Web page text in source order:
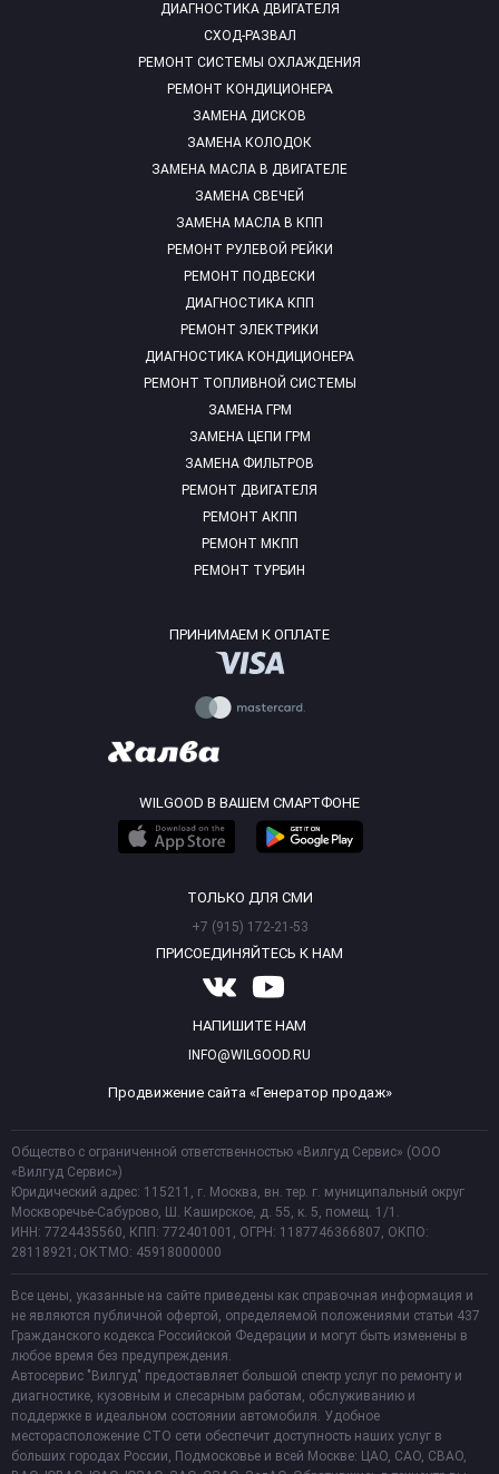
ДИАГНОСТИКА ДВИГАТЕЛЯ
СХОД-РАЗВАЛ
РЕМОНТ СИСТЕМЫ ОХЛАЖДЕНИЯ
РЕМОНТ КОНДИЦИОНЕРА
ЗАМЕНА ДИСКОВ
ЗАМЕНА КОЛОДОК
ЗАМЕНА МАСЛА В ДВИГАТЕЛЕ
ЗАМЕНА СВЕЧЕЙ
ЗАМЕНА МАСЛА В КПП
РЕМОНТ РУЛЕВОЙ РЕЙКИ
РЕМОНТ ПОДВЕСКИ
ДИАГНОСТИКА КПП
РЕМОНТ ЭЛЕКТРИКИ
ДИАГНОСТИКА КОНДИЦИОНЕРА
РЕМОНТ ТОПЛИВНОЙ СИСТЕМЫ
ЗАМЕНА ГРМ
ЗАМЕНА ЦЕПИ ГРМ
ЗАМЕНА ФИЛЬТРОВ
РЕМОНТ ДВИГАТЕЛЯ
РЕМОНТ АКПП
РЕМОНТ МКПП
РЕМОНТ ТУРБИН
ПРИНИМАЕМ К ОПЛАТЕ
WILGOOD В ВАШЕМ СМАРТФОНЕ
ТОЛЬКО ДЛЯ СМИ
+7 (915) 172-21-53
ПРИСОЕДИНЯЙТЕСЬ К НАМ
НАПИШИТЕ НАМ
INFO@WILGOOD.RU
Продвижение сайта «Генератор продаж»
Общество с ограниченной ответственностью «Вилгуд Сервис» (ООО
«Вилгуд Сервис»)
Юридический адрес: 115211, г. Москва, вн. тер. г. муниципальный округ
Москворечье-Сабурово, Ш. Каширское, д. 55, к. 5, помещ. 1/1.
ИНН: 7724435560, КПП: 772401001, ОГРН: 1187746366807, ОКПО:
28118921; ОКТМО: 45918000000
Все цены, указанные на сайте приведены как справочная информация и
не являются публичной офертой, определяемой положениями статьи 437
Гражданского кодекса Российской Федерации и могут быть изменены в
любое время без предупреждения.
Автосервис "Вилгуд" предоставляет большой спектр услуг по ремонту и
диагностике, кузовным и слесарным работам, обслуживанию и
поддержке в идеальном состоянии автомобиля. Удобное
месторасположение СТО сети обеспечит доступность наших услуг в
больших городах России, Подмосковье и всей Москве: ЦАО, САО, СВАО,